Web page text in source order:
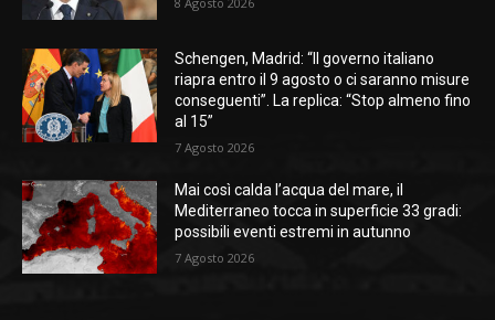
Schengen, Madrid: “Il governo italiano
riapra entro il 9 agosto o ci saranno misure
conseguenti”. La replica: “Stop almeno fino
al 15”
7 Agosto 2026
Mai così calda l’acqua del mare, il
Mediterraneo tocca in superficie 33 gradi:
possibili eventi estremi in autunno
7 Agosto 2026